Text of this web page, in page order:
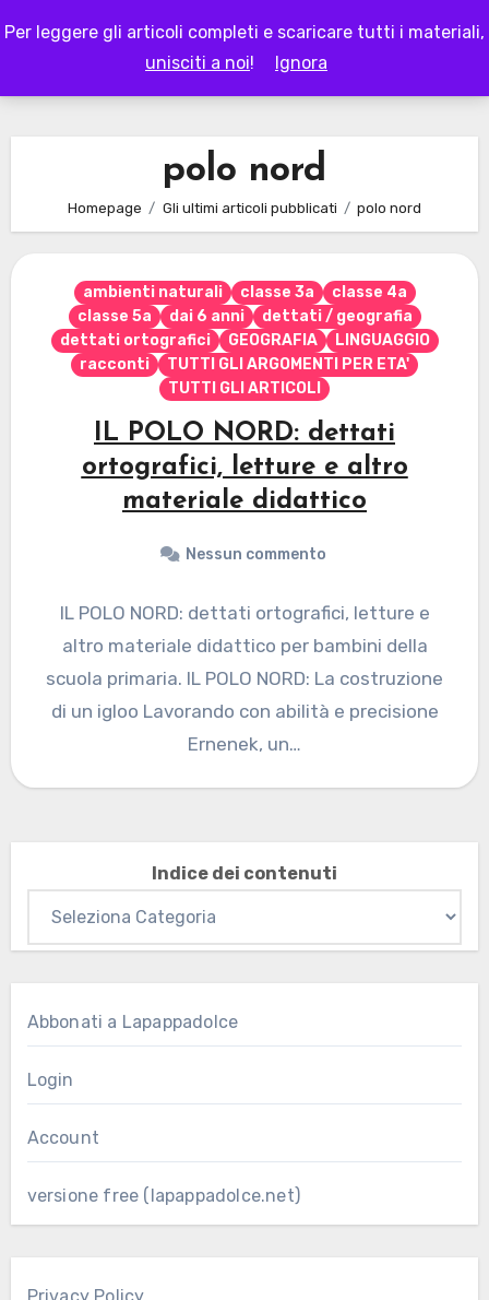
Per leggere gli articoli completi e scaricare tutti i materiali,
unisciti a noi! Ignora
to
LAPAPPADOLCE
polo nord
Homepage Gli ultimi articoli pubblicati polo nord
ambienti naturali classe 3a
classe 4a
classe 5a
dai 6 anni
dettati / geografia
dettati ortografici
GEOGRAFIA
LINGUAGGIO
racconti
TUTTI GLI ARGOMENTI PER ETA'
TUTTI GLI ARTICOLI
IL POLO NORD: dettati
ortografici, letture e altro
materiale didattico
Nessun commento
IL POLO NORD: dettati ortografici, letture e
altro materiale didattico per bambini della
scuola primaria. IL POLO NORD: La costruzione
di un igloo Lavorando con abilità e precisione
Ernenek, un…
Indice dei contenuti
Abbonati a Lapappadolce
Login
Account
versione free (lapappadolce.net)